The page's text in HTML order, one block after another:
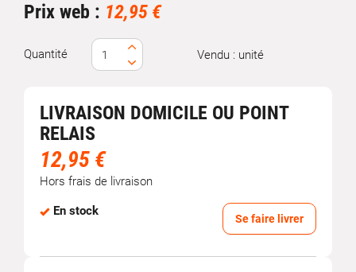
Prix web : 12,95 €
Quantité Vendu : unité
LIVRAISON DOMICILE OU POINT
RELAIS
12,95 €
Hors frais de livraison
En stock
Se faire livrer